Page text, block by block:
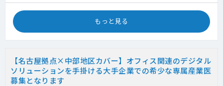
もっと見る
【名古屋拠点×中部地区カバー】オフィス関連のデジタル
ソリューションを手掛ける大手企業での希少な専属産業医
募集となります